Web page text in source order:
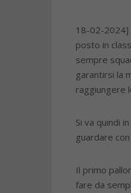
18-02-2024]
posto in
sempre
garantirsi la
raggiungere
Si va quindi
guardare
Il primo
fare da